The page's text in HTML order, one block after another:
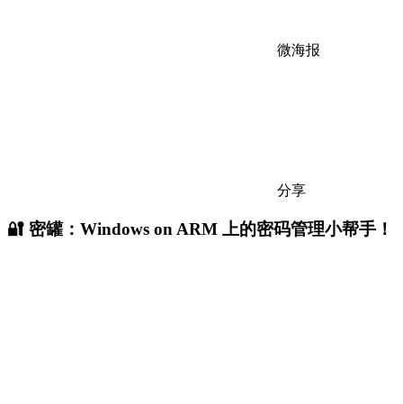
微海报
分享
🔐 密罐：Windows on ARM 上的密码管理小帮手！